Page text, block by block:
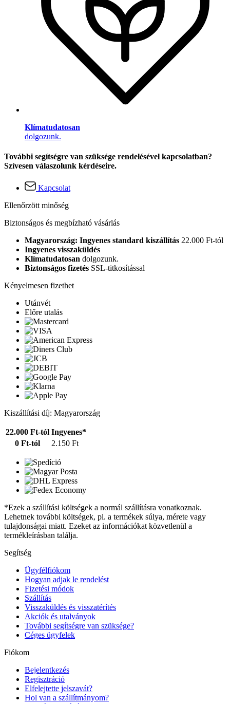
Klímatudatosan
dolgozunk.
További segítségre van szüksége rendelésével kapcsolatban?
Szívesen válaszolunk kérdéseire.
Kapcsolat
Ellenőrzött minőség
Biztonságos és megbízható vásárlás
Magyarország: Ingyenes standard kiszállítás 22.000 Ft-tól
Ingyenes visszaküldés
Klímatudatosan dolgozunk.
Biztonságos fizetés SSL-titkosítással
Kényelmesen fizethet
Utánvét
Előre utalás
Kiszállítási díj: Magyarország
22.000 Ft-tól Ingyenes*
0 Ft-tól
2.150 Ft
*Ezek a szállítási költségek a normál szállításra vonatkoznak.
Lehetnek további költségek, pl. a termékek súlya, mérete vagy
tulajdonságai miatt. Ezeket az információkat közvetlenül a
termékleírásban találja.
Segítség
Ügyfélfiókom
Hogyan adjak le rendelést
Fizetési módok
Szállítás
Visszaküldés és visszatérítés
Akciók és utalványok
További segítségre van szüksége?
Céges ügyfelek
Fiókom
Bejelentkezés
Regisztráció
Elfelejtette jelszavát?
Hol van a szállítmányom?